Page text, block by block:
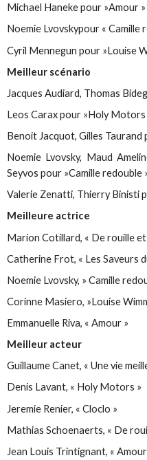
Michael Haneke pour »Amour »
Noemie Lvovskypour « Camille
Cyril Mennegun pour »Louise
Meilleur scénario
Jacques Audiard, Thomas
Leos Carax pour »Holy Motors
Benoit Jacquot, Gilles Taurand
Noemie Lvovsky, Maud
Seyvos pour »Camille redouble
Valerie Zenatti, Thierry Binisti
Meilleure actrice
Marion Cotillard, « De rouille et
Catherine Frot, « Les Saveurs
Noemie Lvovsky, » Camille
Corinne Masiero, »Louise
Emmanuelle Riva, « Amour »
Meilleur acteur
Guillaume Canet, « Une vie
Denis Lavant, « Holy Motors »
Jeremie Renier, « Cloclo »
Mathias Schoenaerts, « De
Jean Louis Trintignant, « Amour